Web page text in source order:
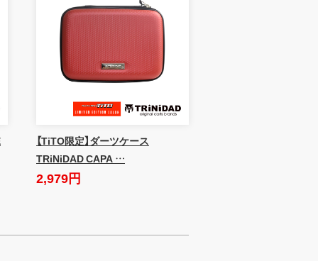
【TiTO限定】ダーツケース
TRiNiDAD CAPA …
2,979円